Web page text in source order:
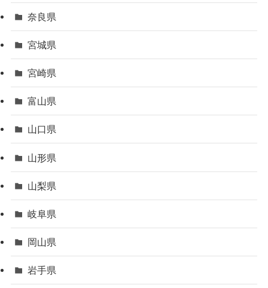
奈良県
宮城県
宮崎県
富山県
山口県
山形県
山梨県
岐阜県
岡山県
岩手県